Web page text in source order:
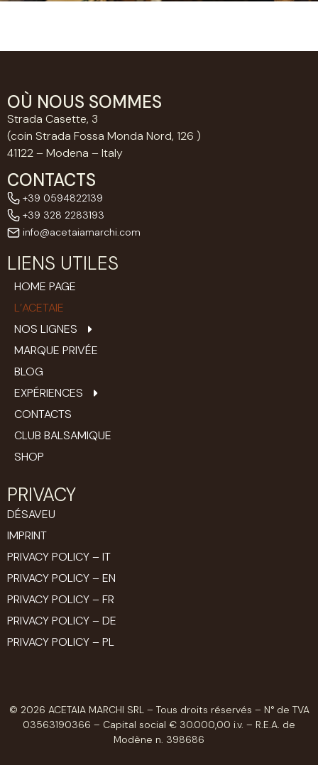
OÙ NOUS SOMMES
Strada Casette, 3
(coin Strada Fossa Monda Nord, 126 )
41122 – Modena – Italy
CONTACTS
+39 0594822139
+39 328 2283193
info@acetaiamarchi.com
LIENS UTILES
HOME PAGE
L’ACETAIE
NOS LIGNES
MARQUE PRIVÉE
BLOG
EXPÉRIENCES
CONTACTS
CLUB BALSAMIQUE
SHOP
PRIVACY
DÉSAVEU
IMPRINT
PRIVACY POLICY – IT
PRIVACY POLICY – EN
PRIVACY POLICY – FR
PRIVACY POLICY – DE
PRIVACY POLICY – PL
© 2026 ACETAIA MARCHI SRL – Tous droits réservés – N° de TVA
03563190366 – Capital social € 30.000,00 i.v. – R.E.A. de
Modène n. 398686